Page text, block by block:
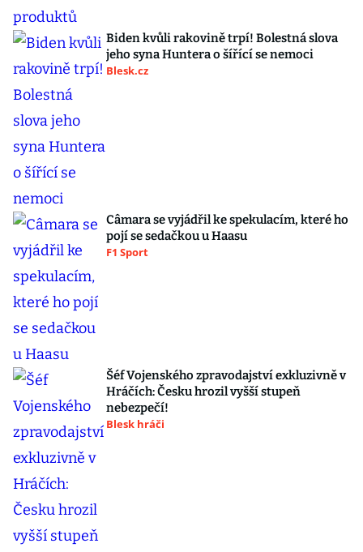
Biden kvůli rakovině trpí! Bolestná slova
jeho syna Huntera o šířící se nemoci
Blesk.cz
Câmara se vyjádřil ke spekulacím, které ho
pojí se sedačkou u Haasu
F1 Sport
Šéf Vojenského zpravodajství exkluzivně v
Hráčích: Česku hrozil vyšší stupeň
nebezpečí!
Blesk hráči